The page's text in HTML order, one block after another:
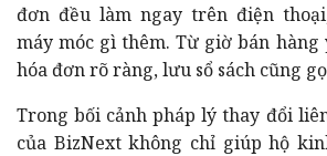
đơn đều làm ngay trên điện
máy móc gì thêm. Từ giờ bán hàng
của BizNext không chỉ giúp hộ